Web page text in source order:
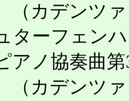
カデンツァ
ターフェン
ノ協奏曲第
カデンツァ